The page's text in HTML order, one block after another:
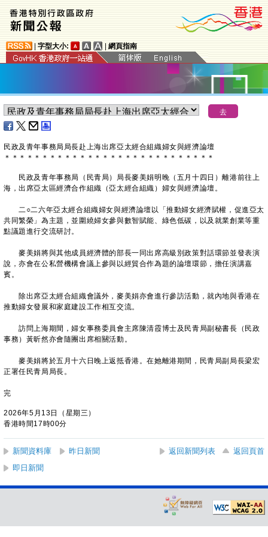
字型大小: 網頁指南
民政及青年事務局局長赴上海出席亞太經合組織婦女與經濟論壇
＊ ＊ ＊ ＊ ＊ ＊ ＊ ＊ ＊ ＊ ＊ ＊ ＊ ＊ ＊ ＊ ＊ ＊ ＊ ＊ ＊ ＊ ＊ ＊ ＊ ＊ ＊ ＊
民政及青年事務局（民青局）局長麥美娟明晚（五月十四日）離港前往上
海，出席亞太區經濟合作組織（亞太經合組織）婦女與經濟論壇。
二○二六年亞太經合組織婦女與經濟論壇以「推動婦女經濟賦權，促進亞太
共同繁榮」為主題，並圍繞婦女參與數智賦能、綠色低碳，以及就業創業等重
點議題進行交流研討。
麥美娟將與其他成員經濟體的部長一同出席高級別政策對話環節並發表演
說，亦會在公私營機構會議上參與以經貿合作為題的論壇環節，擔任演講嘉
賓。
除出席亞太經合組織會議外，麥美娟亦會進行參訪活動，就內地與香港在
推動婦女發展和家庭建設工作相互交流。
訪問上海期間，婦女事務委員會主席陳清霞博士及民青局副秘書長（民政
事務）黃昕然亦會隨團出席相關活動。
麥美娟將於五月十六日晚上返抵香港。在她離港期間，民青局副局長梁宏
正署任民青局局長。
完
2026年5月13日（星期三）
香港時間17時00分
新聞資料庫 昨日新聞 返回新聞列表
返回頁首
即日新聞